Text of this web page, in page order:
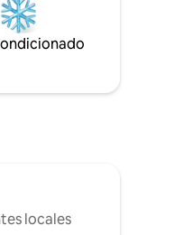
pueden tener
única con la
y fondo
locales